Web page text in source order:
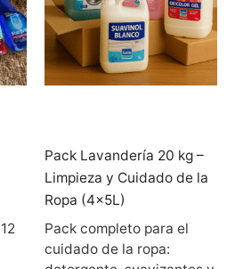
Pack Lavandería 20 kg –
Limpieza y Cuidado de la
Ropa (4×5L)
Pack completo para el
cuidado de la ropa: